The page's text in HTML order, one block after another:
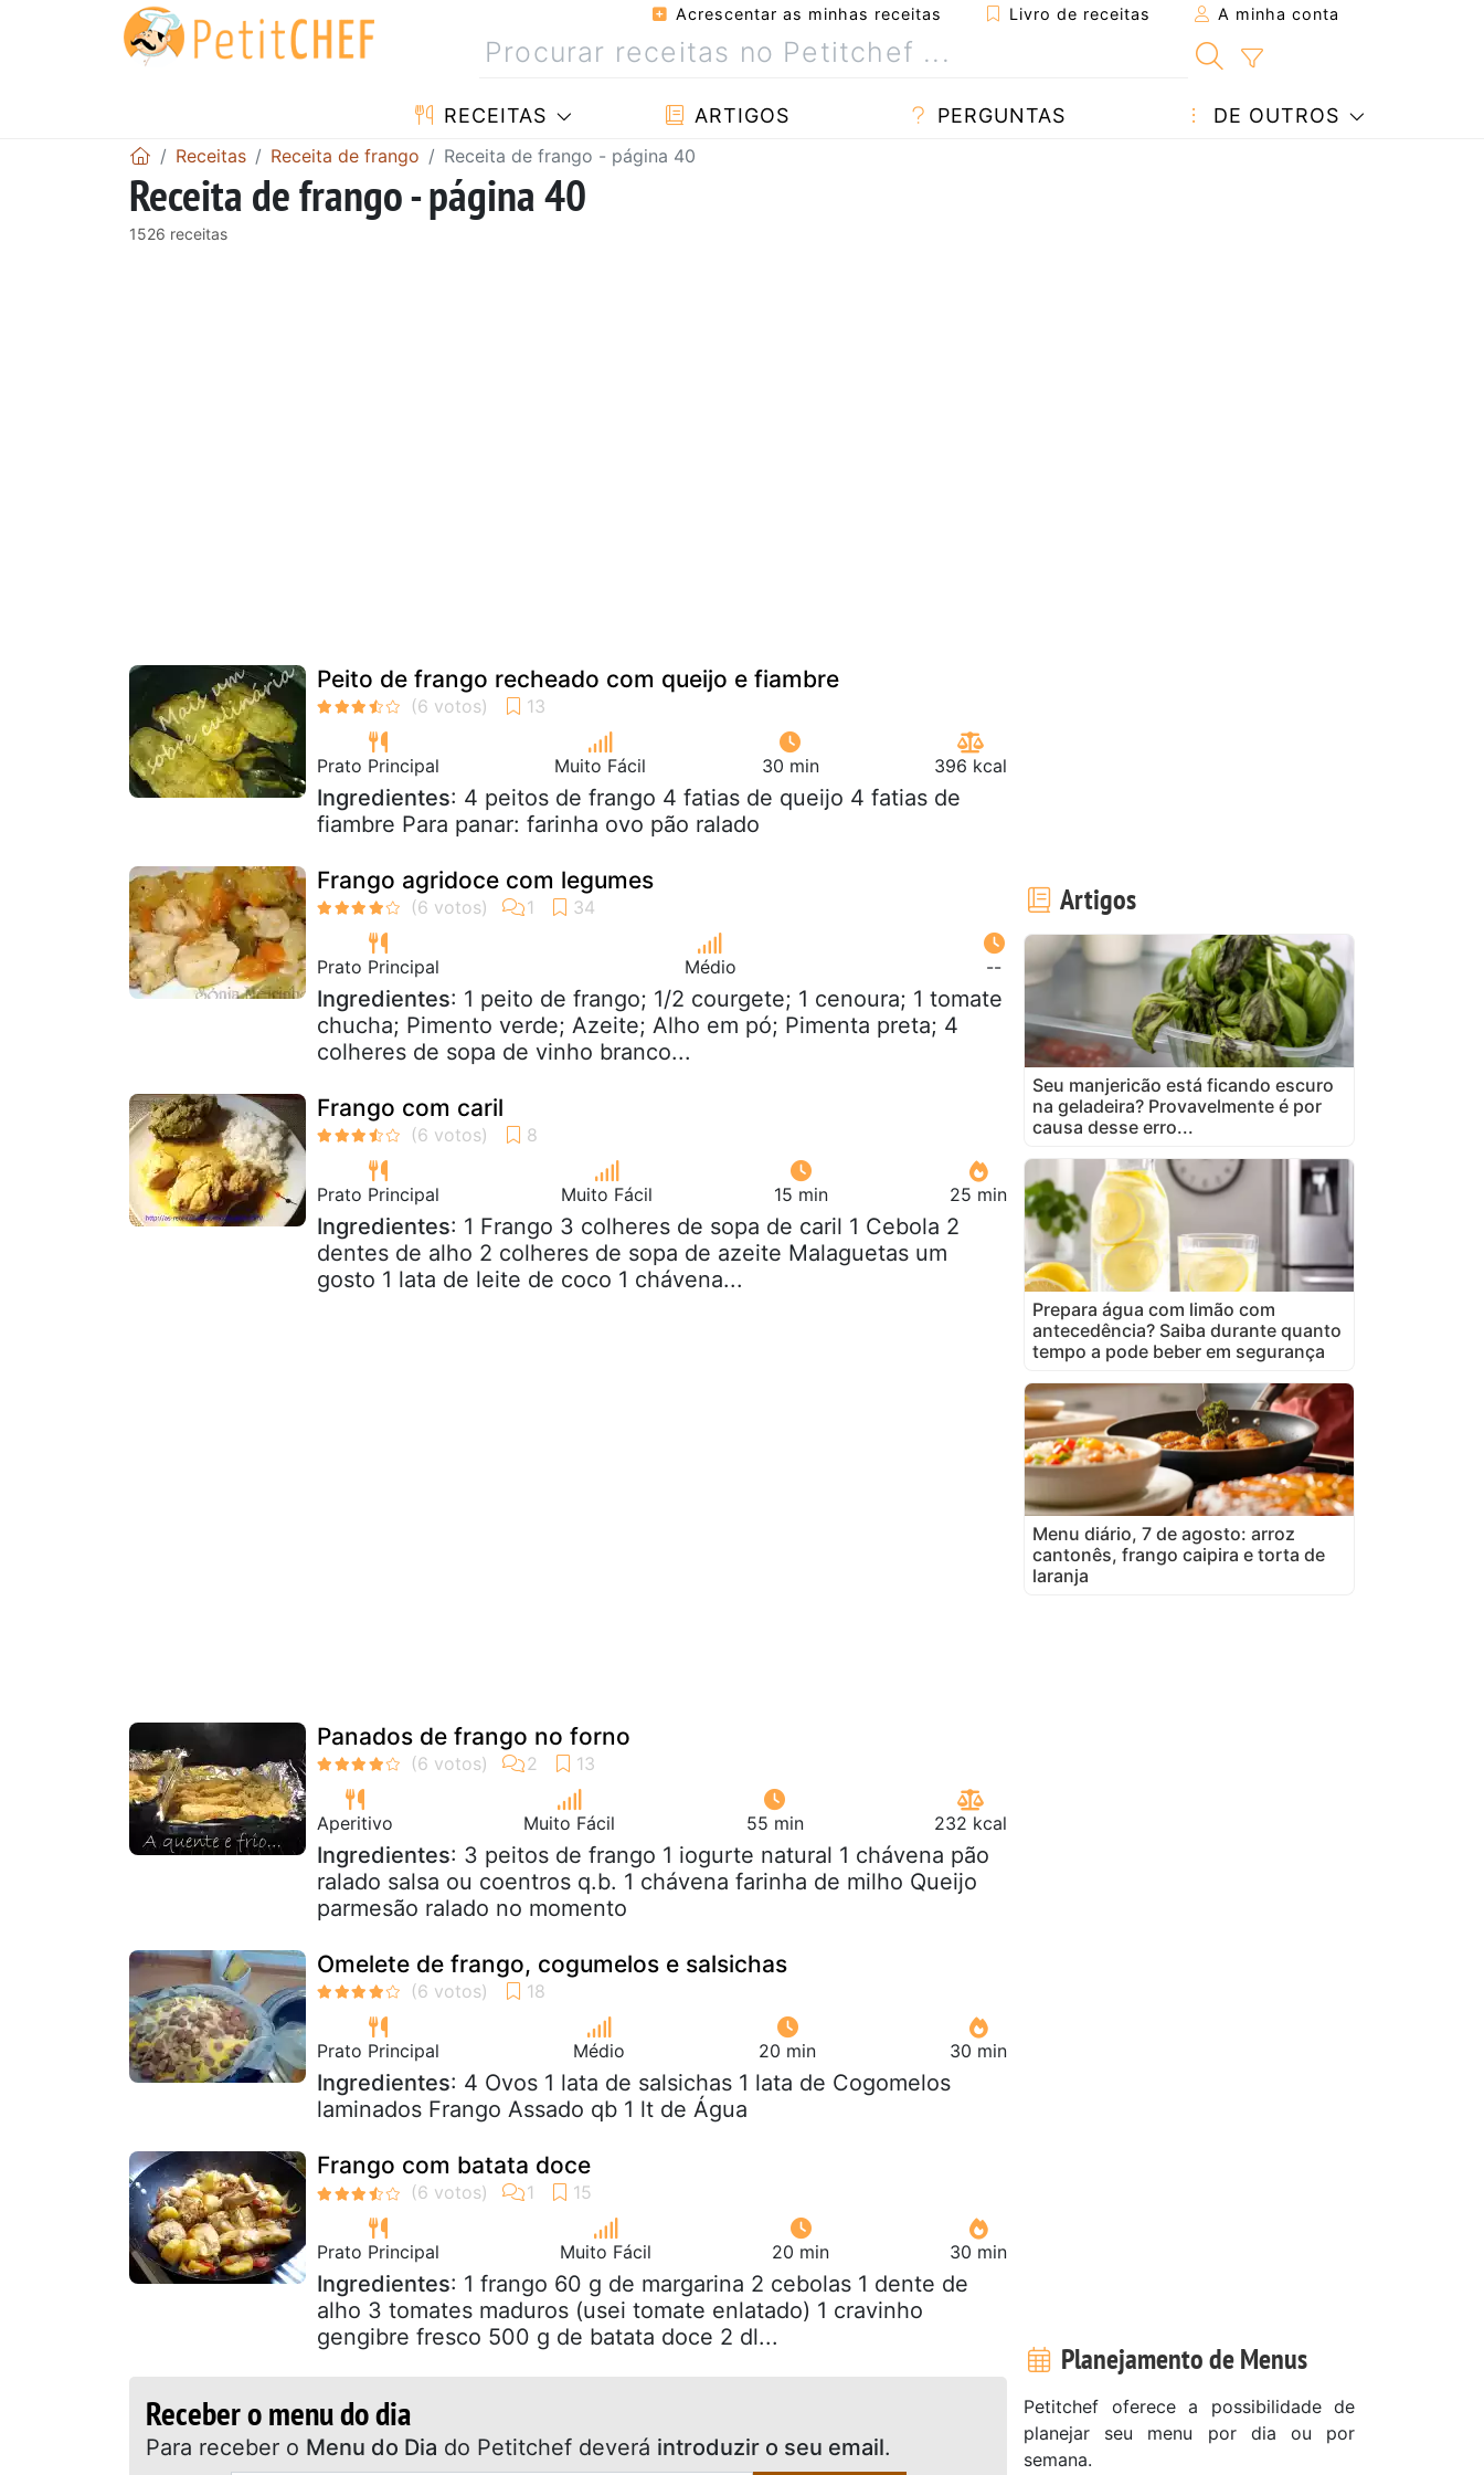
Acrescentar as minhas receitas Livro de receitas A minha conta
RECEITAS ARTIGOS PERGUNTAS DE OUTROS
Receitas Receita de frango Receita de frango - página 40
Receita de frango - página 40
1526 receitas
Peito de frango recheado com queijo e fiambre
Prato Principal Muito Fácil 30 min 396 kcal
Ingredientes: 4 peitos de frango 4 fatias de queijo 4 fatias de
fiambre Para panar: farinha ovo pão ralado
Frango agridoce com legumes
Prato Principal Médio --
Ingredientes: 1 peito de frango; 1/2 courgete; 1 cenoura; 1 tomate
chucha; Pimento verde; Azeite; Alho em pó; Pimenta preta; 4
colheres de sopa de vinho branco...
Frango com caril
Prato Principal Muito Fácil 15 min 25 min
Ingredientes: 1 Frango 3 colheres de sopa de caril 1 Cebola 2
dentes de alho 2 colheres de sopa de azeite Malaguetas um
gosto 1 lata de leite de coco 1 chávena...
Panados de frango no forno
Aperitivo Muito Fácil 55 min 232 kcal
Ingredientes: 3 peitos de frango 1 iogurte natural 1 chávena pão
ralado salsa ou coentros q.b. 1 chávena farinha de milho Queijo
parmesão ralado no momento
Omelete de frango, cogumelos e salsichas
Prato Principal Médio 20 min 30 min
Ingredientes: 4 Ovos 1 lata de salsichas 1 lata de Cogomelos
laminados Frango Assado qb 1 lt de Água
Frango com batata doce
Prato Principal Muito Fácil 20 min 30 min
Ingredientes: 1 frango 60 g de margarina 2 cebolas 1 dente de
alho 3 tomates maduros (usei tomate enlatado) 1 cravinho
gengibre fresco 500 g de batata doce 2 dl...
Receber o menu do dia
Para receber o Menu do Dia do Petitchef deverá introduzir o seu email.
Artigos
Seu manjericão está ficando escuro
na geladeira? Provavelmente é por
causa desse erro...
Prepara água com limão com
antecedência? Saiba durante quanto
tempo a pode beber em segurança
Menu diário, 7 de agosto: arroz
cantonês, frango caipira e torta de
laranja
Planejamento de Menus
Petitchef oferece a possibilidade de
planejar seu menu por dia ou por
semana.